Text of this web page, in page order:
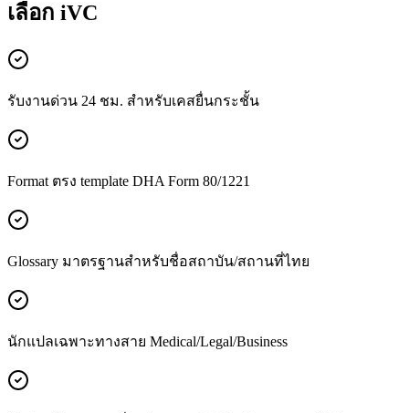
เลือก iVC
รับงานด่วน 24 ชม. สำหรับเคสยื่นกระชั้น
Format ตรง template DHA Form 80/1221
Glossary มาตรฐานสำหรับชื่อสถาบัน/สถานที่ไทย
นักแปลเฉพาะทางสาย Medical/Legal/Business